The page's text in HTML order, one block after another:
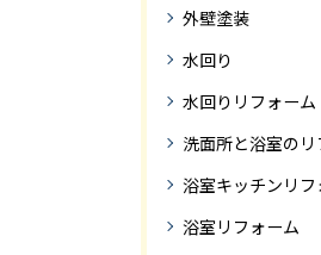
外壁塗装
水回り
水回りリフォーム
洗面所と浴室の
浴室キッチンリ
浴室リフォーム